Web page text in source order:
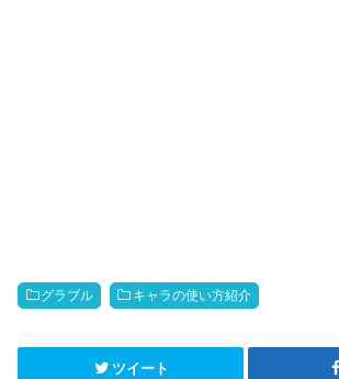
グラブル キャラの使い方紹介
ツイート